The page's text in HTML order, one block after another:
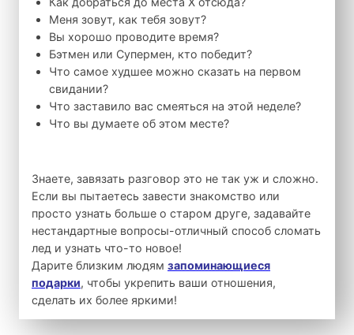
Меня зовут, как тебя зовут?
Вы хорошо проводите время?
Бэтмен или Супермен, кто победит?
Что самое худшее можно сказать на первом
свидании?
Что заставило вас смеяться на этой неделе?
Что вы думаете об этом месте?
Знаете, завязать разговор это не так уж и сложно.
Если вы пытаетесь завести знакомство или
просто узнать больше о старом друге, задавайте
нестандартные вопросы-отличный способ сломать
лед и узнать что-то новое!
Дарите близким людям запоминающиеся
подарки, чтобы укрепить ваши отношения,
сделать их более яркими!